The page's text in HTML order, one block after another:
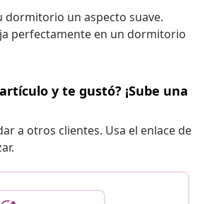
dormitorio un aspecto suave.
perfectamente en un dormitorio
y te gustó? ¡Sube una
a otros clientes. Usa el enlace de